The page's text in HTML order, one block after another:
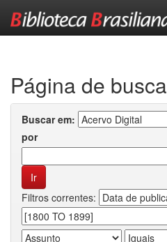
Página de busca
Buscar em:
por
Filtros correntes: